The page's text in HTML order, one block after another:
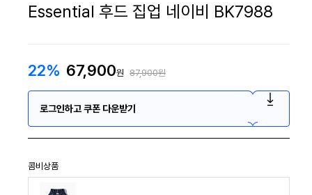
Essential 후드 집업 네이비 BK7988
22% 67,900원 87,900원
로그인하고 쿠폰 다운받기
콤비상품